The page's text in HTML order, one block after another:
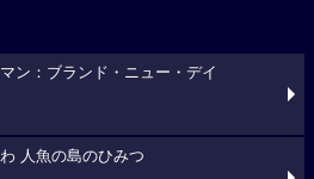
ン：ブランド・ニュー・デイ
人魚の島のひみつ